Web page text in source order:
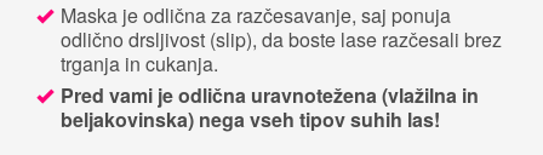
Maska je odlična za razčesavanje, saj ponuja
odlično drsljivost (slip), da boste lase razčesali brez
trganja in cukanja.
Pred vami je odlična uravnotežena (vlažilna in
beljakovinska) nega vseh tipov suhih las!